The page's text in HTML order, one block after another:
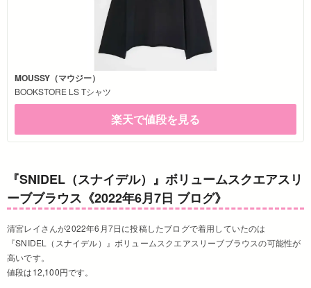
MOUSSY（マウジー）
BOOKSTORE LS Tシャツ
楽天で値段を見る
『SNIDEL（スナイデル）』ボリュームスクエアスリ
ーブブラウス《2022年6月7日 ブログ》
清宮レイさんが2022年6月7日に投稿したブログで着用していたのは
『SNIDEL（スナイデル）』ボリュームスクエアスリーブブラウスの可能性が
高いです。
値段は12,100円です。